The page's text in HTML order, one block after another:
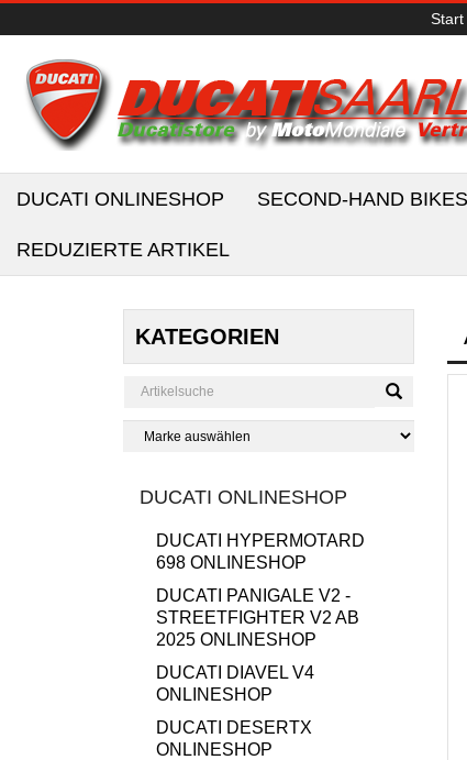
Start
DUCATI ONLINESHOP SECOND-HAND
REDUZIERTE ARTIKEL
KATEGORIEN
DUCATI ONLINESHOP
DUCATI HYPERMOTARD
698 ONLINESHOP
DUCATI PANIGALE V2 -
STREETFIGHTER V2 AB
2025 ONLINESHOP
DUCATI DIAVEL V4
ONLINESHOP
DUCATI DESERTX
ONLINESHOP